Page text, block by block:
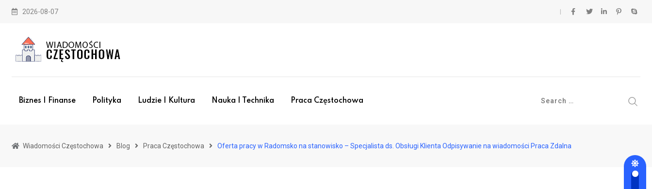
Skip
2026-08-07
Biznes I Finanse Polityka Ludzie I Kultura Nauka I Technika Praca Częstochowa
Wiadomości Częstochowa Blog Praca Częstochowa Oferta pracy w Radomsko na stanowisko – Specjalista ds. Obsługi Klienta Odpisywanie na wiadomości Praca Zdalna